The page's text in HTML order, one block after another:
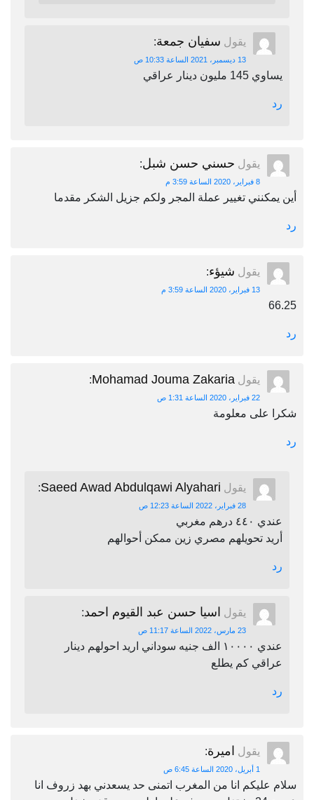
يقول سفيان جمعة:
13 ديسمبر، 2021 الساعة 10:33 ص
يساوي 145 مليون دينار عراقي
رد
يقول حسني حسن شبل:
8 فبراير، 2020 الساعة 3:59 م
أين يمكنني تغيير عملة المجر ولكم جزيل الشكر مقدما
رد
يقول شيؤء:
13 فبراير، 2020 الساعة 3:59 م
66.25
رد
يقول Mohamad Jouma Zakaria
:
22 فبراير، 2020 الساعة 1:31 ص
شكرا على معلومة
رد
يقول Saeed Awad Abdulqawi Alyahari
:
28 فبراير، 2022 الساعة 12:23 ص
عندي ٤٤٠ درهم مغربي
أريد تحويلهم مصري زين ممكن أحوالهم
رد
يقول اسيا حسن عبد القيوم احمد:
23 مارس، 2022 الساعة 11:17 ص
عندي ١٠٠٠٠ الف جنيه سوداني اريد احولهم دينار
عراقي كم يطلع
رد
يقول اميرة:
1 أبريل، 2020 الساعة 6:45 ص
سلام عليكم انا من المغرب اتمنى حد يسعدني بهد زروف انا